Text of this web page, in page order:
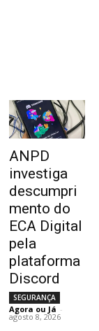
ANPD
investiga
descumpri
mento do
ECA Digital
pela
plataforma
Discord
SEGURANÇA
Agora ou Já -
agosto 8, 2026